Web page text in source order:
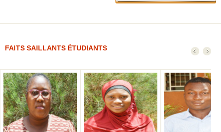
FAITS SAILLANTS ÉTUDIANTS